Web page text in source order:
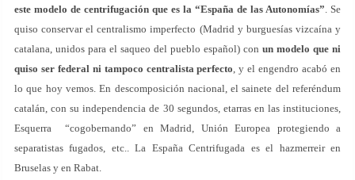
este modelo de centrifugación que es la “España de las Autonomías”. Se
quiso conservar el centralismo imperfecto (Madrid y burguesías vizcaína y
catalana, unidos para el saqueo del pueblo español) con un modelo que ni
quiso ser federal ni tampoco centralista perfecto, y el engendro acabó en
lo que hoy vemos. En descomposición nacional, el sainete del referéndum
catalán, con su independencia de 30 segundos, etarras en las instituciones,
Esquerra “cogobernando” en Madrid, Unión Europea protegiendo a
separatistas fugados, etc.. La España Centrifugada es el hazmerreir en
Bruselas y en Rabat.